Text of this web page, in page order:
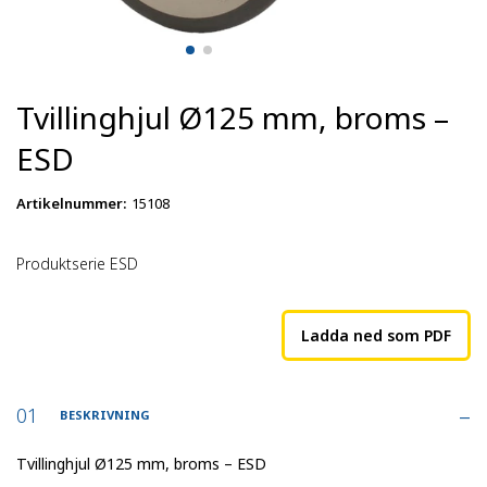
Tvillinghjul Ø125 mm, broms –
ESD
Artikelnummer: 15108
Produktserie ESD
Ladda ned som PDF
BESKRIVNING
Tvillinghjul Ø125 mm, broms – ESD